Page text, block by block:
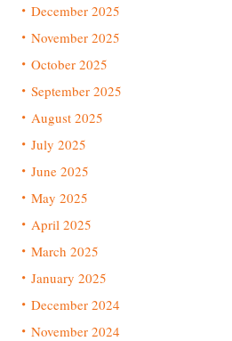
December 2025
November 2025
October 2025
September 2025
August 2025
July 2025
June 2025
May 2025
April 2025
March 2025
January 2025
December 2024
November 2024